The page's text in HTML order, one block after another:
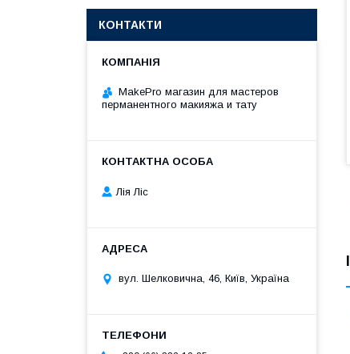
КОНТАКТИ
MakePro магазин для мастеров
перманентного макияжа и тату
Лія Ліс
вул. Шелковична, 46, Київ, Україна